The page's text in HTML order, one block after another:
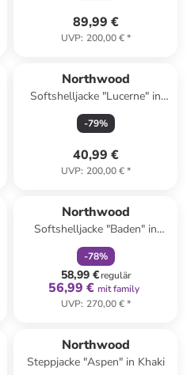
89,99 €
UVP: 200,00 €*
Northwood
Softshelljacke "Lucerne" in
Khaki
-79%
40,99 €
UVP: 200,00 €*
Northwood
Softshelljacke "Baden" in
Dunkelblau
-78%
58,99 €regulär
56,99 € mit family
UVP: 270,00 €*
Northwood
Steppjacke "Aspen" in Khaki